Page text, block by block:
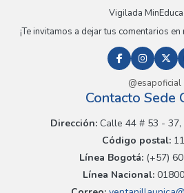
Vigilada
¡Te invitamos a dejar tus comentarios
@esapoficial
Contacto Sede
Dirección:Calle 44 # 53 - 37,
Código postal:
Línea Bogotá:(+57)
Línea Nacional: